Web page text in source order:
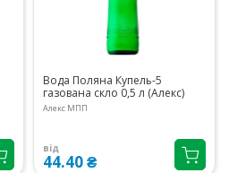
Вода Поляна Купель-5
газована скло 0,5 л (Алекс)
Алекс МПП
від
44.40 ₴